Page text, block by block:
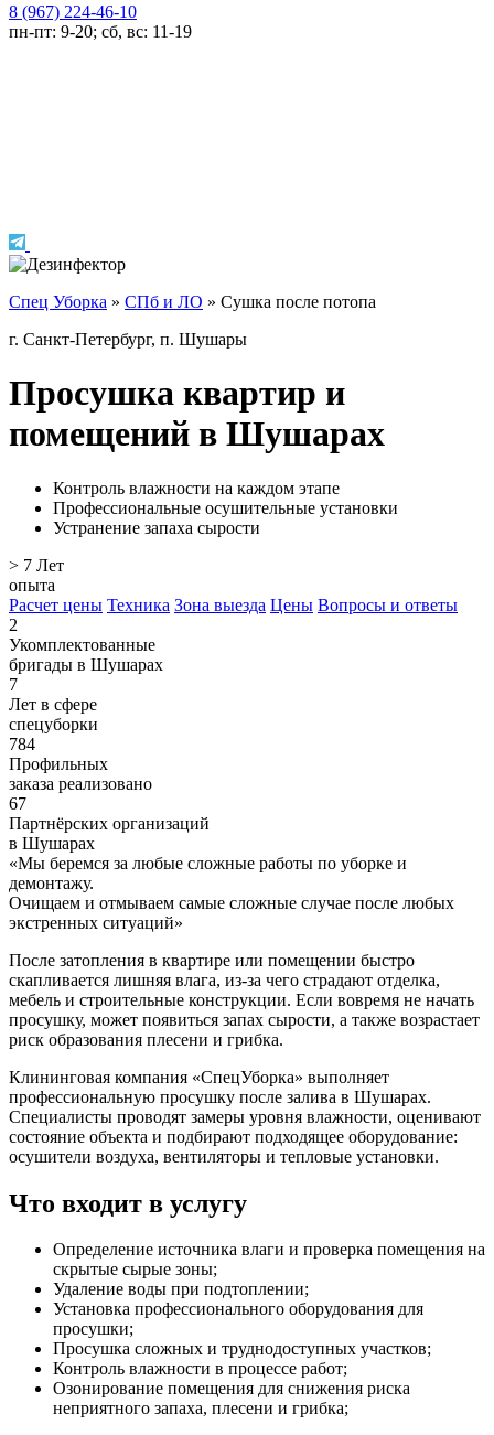
8 (967) 224-46-10
пн-пт: 9-20; сб, вс: 11-19
Спец Уборка » СПб и ЛО » Сушка после потопа
г. Санкт-Петербург, п. Шушары
Просушка квартир и
помещений в Шушарах
Контроль влажности на каждом этапе
Профессиональные осушительные установки
Устранение запаха сырости
> 7 Лет
опыта
Расчет цены Техника Зона выезда Цены Вопросы и ответы
2
Укомплектованные
бригады в Шушарах
7
Лет в сфере
спецуборки
784
Профильных
заказа реализовано
67
Партнёрских организаций
в Шушарах
«Мы беремся за любые сложные работы по уборке и
демонтажу.
Очищаем и отмываем самые сложные случае после любых
экстренных ситуаций»
После затопления в квартире или помещении быстро
скапливается лишняя влага, из-за чего страдают отделка,
мебель и строительные конструкции. Если вовремя не начать
просушку, может появиться запах сырости, а также возрастает
риск образования плесени и грибка.
Клининговая компания «СпецУборка» выполняет
профессиональную просушку после залива в Шушарах.
Специалисты проводят замеры уровня влажности, оценивают
состояние объекта и подбирают подходящее оборудование:
осушители воздуха, вентиляторы и тепловые установки.
Что входит в услугу
Определение источника влаги и проверка помещения на
скрытые сырые зоны;
Удаление воды при подтоплении;
Установка профессионального оборудования для
просушки;
Просушка сложных и труднодоступных участков;
Контроль влажности в процессе работ;
Озонирование помещения для снижения риска
неприятного запаха, плесени и грибка;